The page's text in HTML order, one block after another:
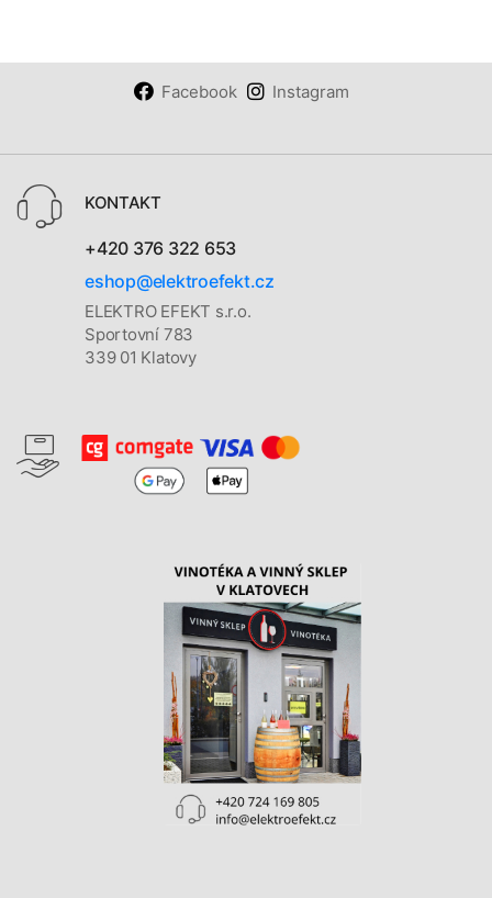
Facebook Instagram
KONTAKT
+420 376 322 653
eshop@elektroefekt.cz
ELEKTRO EFEKT s.r.o.
Sportovní 783
339 01 Klatovy